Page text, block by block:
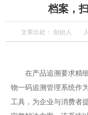
档案，
文章出处： 创始人
在产品追溯要求精
物一码追溯管理系统作
工具，为企业与消费者